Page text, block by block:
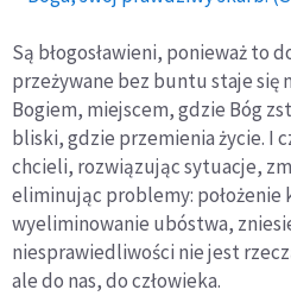
Są błogosławieni, ponieważ to
przeżywane bez buntu staje się
Bogiem, miejscem, gdzie Bóg
bliski, gdzie przemienia życie. I
chcieli, rozwiązując sytuacje,
eliminując problemy: położenie
wyeliminowanie ubóstwa,
niesprawiedliwości nie jest
ale do nas, do człowieka.